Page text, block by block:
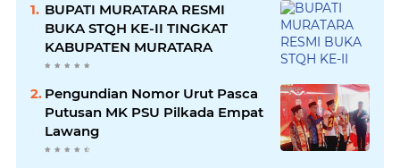
BUPATI MURATARA RESMI
BUKA STQH KE-II TINGKAT
KABUPATEN MURATARA
Pengundian Nomor Urut Pasca
Putusan MK PSU Pilkada Empat
Lawang